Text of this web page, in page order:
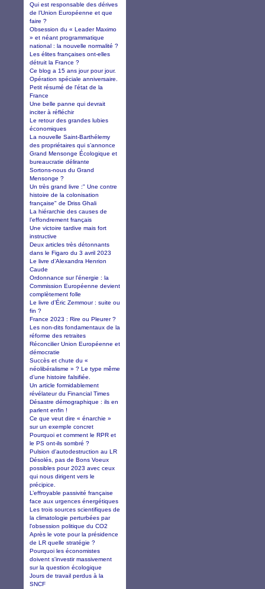
Qui est responsable des dérives
de l’Union Européenne et que
faire ?
Obsession du « Leader Maximo
» et néant programmatique
national : la nouvelle normalité ?
Les élites françaises ont-elles
détruit la France ?
Ce blog a 15 ans jour pour jour.
Opération spéciale anniversaire.
Petit résumé de l'état de la
France
Une belle panne qui devrait
inciter à réfléchir
Le retour des grandes lubies
économiques
La nouvelle Saint-Barthélemy
des propriétaires qui s’annonce
Grand Mensonge Écologique et
bureaucratie délirante
Sortons-nous du Grand
Mensonge ?
Un très grand livre :" Une contre
histoire de la colonisation
française" de Driss Ghali
La hiérarchie des causes de
l’effondrement français
Une victoire tardive mais fort
instructive
Deux articles très détonnants
dans le Figaro du 3 avril 2023
Le livre d’Alexandra Henrion
Caude
Ordonnance sur l'énergie : la
Commission Européenne devient
complètement folle
Le livre d’Éric Zemmour : suite ou
fin ?
France 2023 : Rire ou Pleurer ?
Les non-dits fondamentaux de la
réforme des retraites
Réconcilier Union Européenne et
démocratie
Succès et chute du «
néolibéralisme » ? Le type même
d’une histoire falsifiée.
Un article formidablement
révélateur du Financial Times
Désastre démographique : ils en
parlent enfin !
Ce que veut dire « énarchie »
sur un exemple concret
Pourquoi et comment le RPR et
le PS ont-ils sombré ?
Pulsion d'autodestruction au LR
Désolés, pas de Bons Voeux
possibles pour 2023 avec ceux
qui nous dirigent vers le
précipice.
L’effroyable passivité française
face aux urgences énergétiques
Les trois sources scientifiques de
la climatologie perturbées par
l'obsession politique du CO2
Après le vote pour la présidence
de LR quelle stratégie ?
Pourquoi les économistes
doivent s'investir massivement
sur la question écologique
Jours de travail perdus à la
SNCF